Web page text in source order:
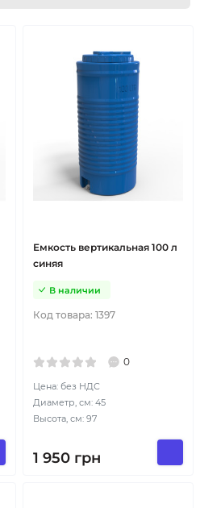
Емкость вертикальная 100 л
синяя
Код товара: 1397
В наличии
0
Цена: без НДС
Диаметр, см: 45
Высота, см: 97
1 950 грн